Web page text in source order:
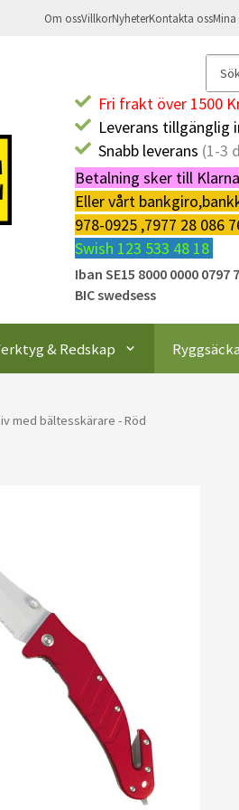
Om ossVillkorNyheterKontakta ossMina
Fri frakt över 1500
Leverans tillgänglig
Snabb leverans (1-3
Betalning sker till Klarna
Eller vårt
978-0925 ,7977 28 086
Swish 123 533 48 18
Iban SE15 8000 0000 0797
BIC swedsess
& Redskap
med bältesskärare - Röd